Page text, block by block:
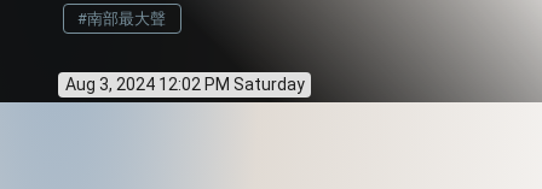
#南部最大聲
Aug 3, 2024 12:02 PM Saturday